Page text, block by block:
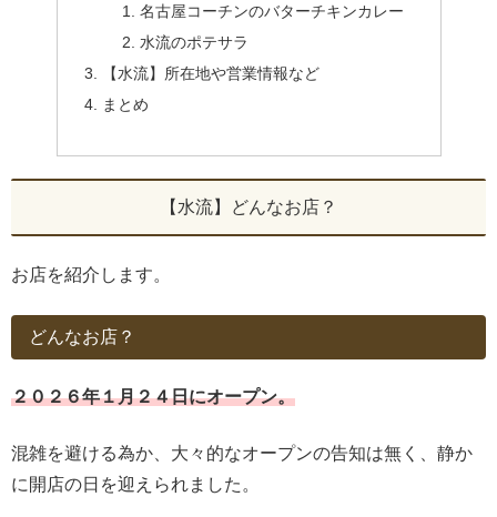
名古屋コーチンのバターチキンカレー
水流のポテサラ
【水流】所在地や営業情報など
まとめ
【水流】どんなお店？
お店を紹介します。
どんなお店？
２０２６年１月２４日にオープン。
混雑を避ける為か、大々的なオープンの告知は無く、静か
に開店の日を迎えられました。